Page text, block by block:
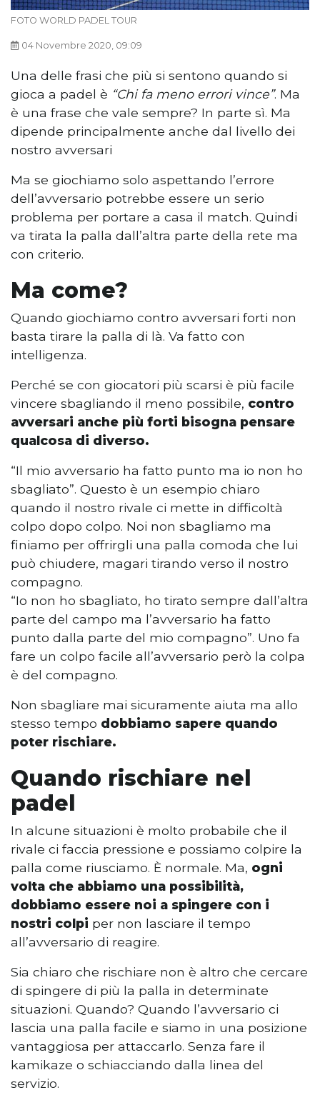
FOTO WORLD PADEL TOUR
04 Novembre 2020, 09:09
Una delle frasi che più si sentono quando si
gioca a padel è “Chi fa meno errori vince”. Ma
è una frase che vale sempre? In parte sì. Ma
dipende principalmente anche dal livello dei
nostro avversari
Ma se giochiamo solo aspettando l’errore
dell’avversario potrebbe essere un serio
problema per portare a casa il match. Quindi
va tirata la palla dall’altra parte della rete ma
con criterio.
Ma come?
Quando giochiamo contro avversari forti non
basta tirare la palla di là. Va fatto con
intelligenza.
Perché se con giocatori più scarsi è più facile
vincere sbagliando il meno possibile, contro
avversari anche più forti bisogna pensare
qualcosa di diverso.
“Il mio avversario ha fatto punto ma io non ho
sbagliato”. Questo è un esempio chiaro
quando il nostro rivale ci mette in difficoltà
colpo dopo colpo. Noi non sbagliamo ma
finiamo per offrirgli una palla comoda che lui
può chiudere, magari tirando verso il nostro
compagno.
“Io non ho sbagliato, ho tirato sempre dall’altra
parte del campo ma l’avversario ha fatto
punto dalla parte del mio compagno”. Uno fa
fare un colpo facile all’avversario però la colpa
è del compagno.
Non sbagliare mai sicuramente aiuta ma allo
stesso tempo dobbiamo sapere quando
poter rischiare.
Quando rischiare nel
padel
In alcune situazioni è molto probabile che il
rivale ci faccia pressione e possiamo colpire la
palla come riusciamo. È normale. Ma, ogni
volta che abbiamo una possibilità,
dobbiamo essere noi a spingere con i
nostri colpi per non lasciare il tempo
all’avversario di reagire.
Sia chiaro che rischiare non è altro che cercare
di spingere di più la palla in determinate
situazioni. Quando? Quando l’avversario ci
lascia una palla facile e siamo in una posizione
vantaggiosa per attaccarlo. Senza fare il
kamikaze o schiacciando dalla linea del
servizio.